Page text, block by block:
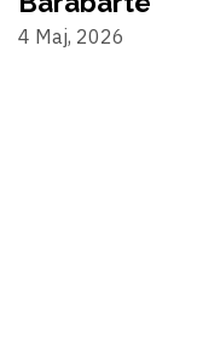
4 Maj, 2026